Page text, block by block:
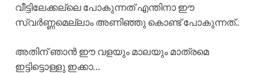
വീട്ടിലേക്കല്ലെ പോകുന്നത് എന്തിനാ ഈ
സ്വർണ്ണമെല്ലാം അണിഞ്ഞു കൊണ്ട് പോകുന്നത്..
അതിന് ഞാൻ ഈ വളയും മാലയും മാത്രമെ
ഇട്ടിട്ടൊള്ളു ഇക്കാ…